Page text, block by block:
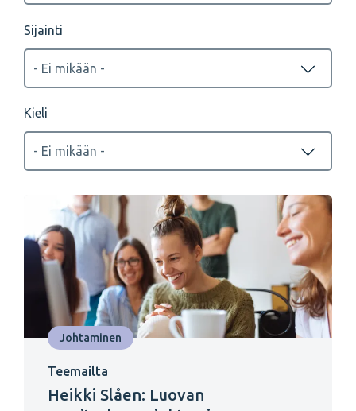
Sijainti
Kieli
Johtaminen
Teemailta
Heikki Slåen: Luovan